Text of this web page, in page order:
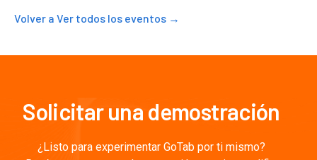
Volver a Ver todos los eventos →
Solicitar una demostración
¿Listo para experimentar GoTab por ti mismo?